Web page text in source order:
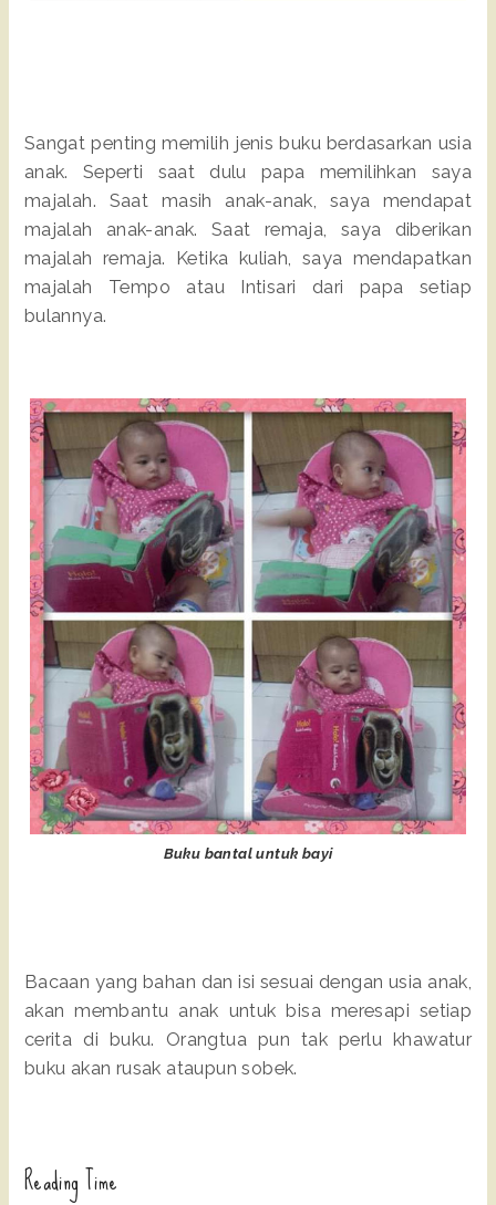
Sangat penting memilih jenis buku berdasarkan usia
anak. Seperti saat dulu papa memilihkan saya
majalah. Saat masih anak-anak, saya mendapat
majalah anak-anak. Saat remaja, saya diberikan
majalah remaja. Ketika kuliah, saya mendapatkan
majalah Tempo atau Intisari dari papa setiap
bulannya.
Buku bantal untuk bayi
Bacaan yang bahan dan isi sesuai dengan usia anak,
akan membantu anak untuk bisa meresapi setiap
cerita di buku. Orangtua pun tak perlu khawatur
buku akan rusak ataupun sobek.
Reading Time